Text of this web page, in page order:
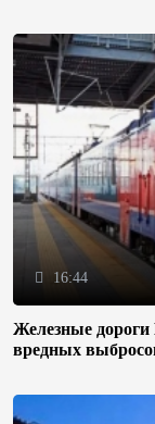
16:44
Железные дороги
вредных